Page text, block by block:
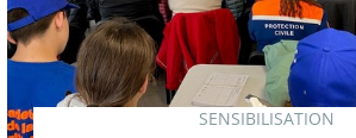
SENSIBILISATION